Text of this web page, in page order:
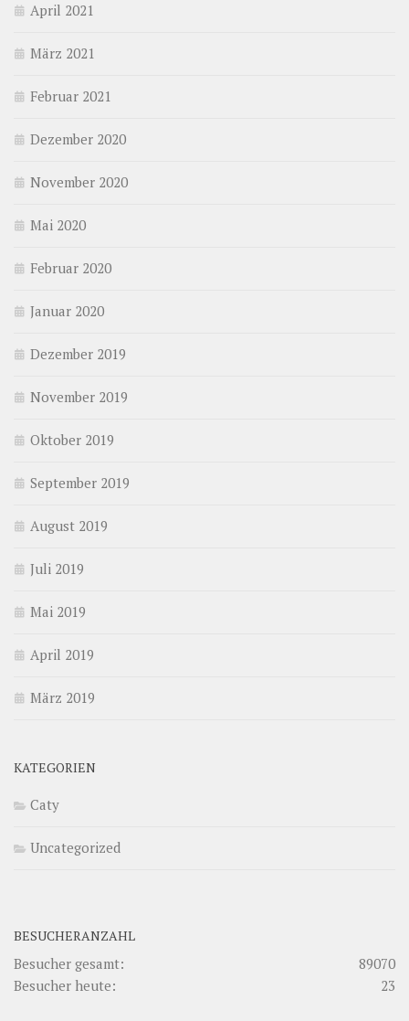
April 2021
März 2021
Februar 2021
Dezember 2020
November 2020
Mai 2020
Februar 2020
Januar 2020
Dezember 2019
November 2019
Oktober 2019
September 2019
August 2019
Juli 2019
Mai 2019
April 2019
März 2019
KATEGORIEN
Caty
Uncategorized
BESUCHERANZAHL
89070
Besucher gesamt:
23
Besucher heute: